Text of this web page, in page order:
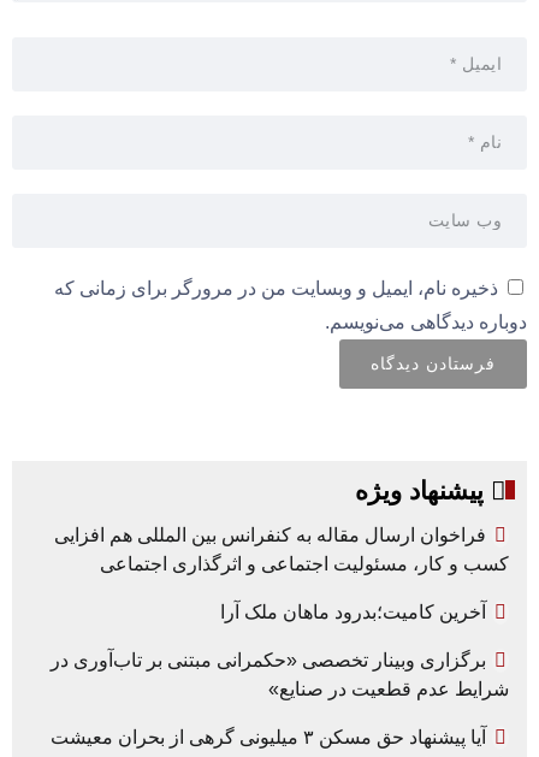
ذخیره نام، ایمیل و وبسایت من در مرورگر برای زمانی که
دوباره دیدگاهی می‌نویسم.
پیشنهاد ویژه
فراخوان ارسال مقاله به کنفرانس بین المللی هم افزایی
کسب و کار، مسئولیت اجتماعی و اثرگذاری اجتماعی
آخرین کامیت؛بدرود ماهان ملک آرا
برگزاری وبینار تخصصی «حکمرانی مبتنی بر تاب‌آوری در
شرایط عدم قطعیت در صنایع»
آیا پیشنهاد حق مسکن ۳ میلیونی گرهی از بحران معیشت